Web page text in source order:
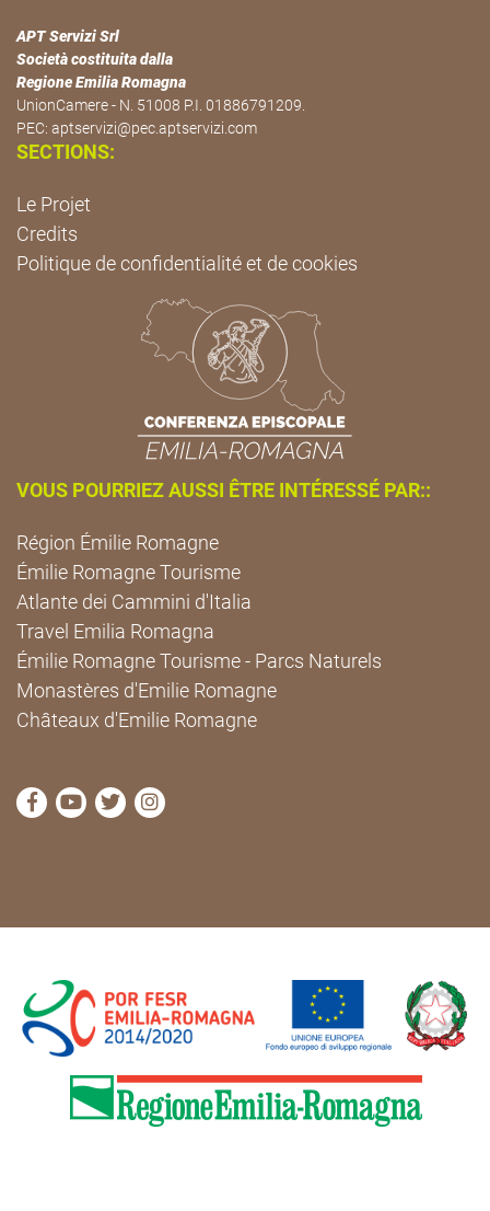
APT Servizi Srl
Società costituita dalla
Regione Emilia Romagna
UnionCamere - N. 51008 P.I. 01886791209.
PEC: aptservizi@pec.aptservizi.com
SECTIONS:
Le Projet
Credits
Politique de confidentialité et de cookies
VOUS POURRIEZ AUSSI ÊTRE INTÉRESSÉ PAR::
Région Émilie Romagne
Émilie Romagne Tourisme
Atlante dei Cammini d'Italia
Travel Emilia Romagna
Émilie Romagne Tourisme - Parcs Naturels
Monastères d'Emilie Romagne
Châteaux d'Emilie Romagne
Visitez la page Facebook de Cammini Emilia-
Visitez la page YouTube de Cammini Emilia-
Visitez la page Twitter de Cammini Emilia-
Visitez la page Instagram de Cammini